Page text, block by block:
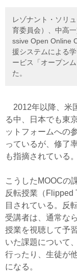
レゾナント・ソリ
育委員会）、中高
ssive Open Online
援システムによる
ービス「オープン
た。
2012年以降、米
る中、日本でも東
ットフォームへの
っているが、修了
も指摘されている。
こうしたMOOCの
反転授業（
目されている。反
受講者は、通常な
授業を視聴して予
いた課題について
行ったり、生徒が
になる。